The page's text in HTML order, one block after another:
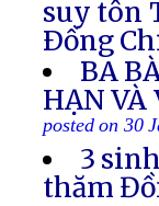
suy tôn
Ðồng
BA
HẠN
posted on 30
3
thăm